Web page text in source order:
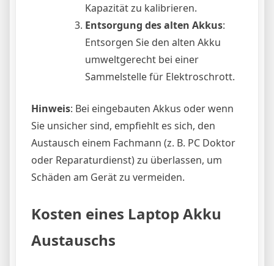
Kapazität zu kalibrieren.
Entsorgung des alten Akkus:
Entsorgen Sie den alten Akku
umweltgerecht bei einer
Sammelstelle für Elektroschrott.
Hinweis: Bei eingebauten Akkus oder wenn
Sie unsicher sind, empfiehlt es sich, den
Austausch einem Fachmann (z. B. PC Doktor
oder Reparaturdienst) zu überlassen, um
Schäden am Gerät zu vermeiden.
Kosten eines Laptop Akku
Austauschs